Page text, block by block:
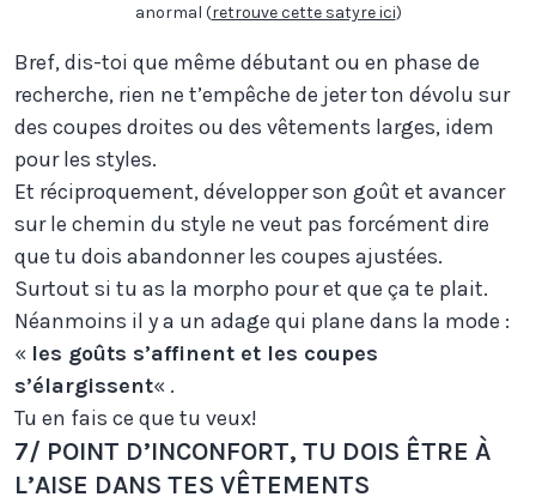
anormal (retrouve cette satyre ici)
Bref, dis-toi que même débutant ou en phase de
recherche, rien ne t’empêche de jeter ton dévolu sur
des coupes droites ou des vêtements larges, idem
pour les styles.
Et réciproquement, développer son goût et avancer
sur le chemin du style ne veut pas forcément dire
que tu dois abandonner les coupes ajustées.
Surtout si tu as la morpho pour et que ça te plait.
Néanmoins il y a un adage qui plane dans la mode :
« les goûts s’affinent et les coupes
s’élargissent« .
Tu en fais ce que tu veux!
7/ POINT D’INCONFORT, TU DOIS ÊTRE À
L’AISE DANS TES VÊTEMENTS